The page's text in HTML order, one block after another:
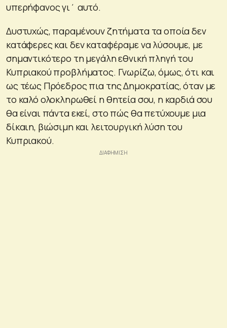
υπερήφανος γι΄ αυτό.
Δυστυχώς, παραμένουν ζητήματα τα οποία δεν
κατάφερες και δεν καταφέραμε να λύσουμε, με
σημαντικότερο τη μεγάλη εθνική πληγή του
Κυπριακού προβλήματος. Γνωρίζω, όμως, ότι και
ως τέως Πρόεδρος πια της Δημοκρατίας, όταν με
το καλό ολοκληρωθεί η θητεία σου, η καρδιά σου
θα είναι πάντα εκεί, στο πώς θα πετύχουμε μια
δίκαιη, βιώσιμη και λειτουργική λύση του
Κυπριακού.